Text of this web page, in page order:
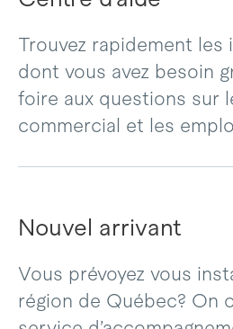
Trouvez rapidement les
dont vous avez besoin
foire aux questions sur
commercial et les
Nouvel arrivant
Vous prévoyez vous
région de Québec? On